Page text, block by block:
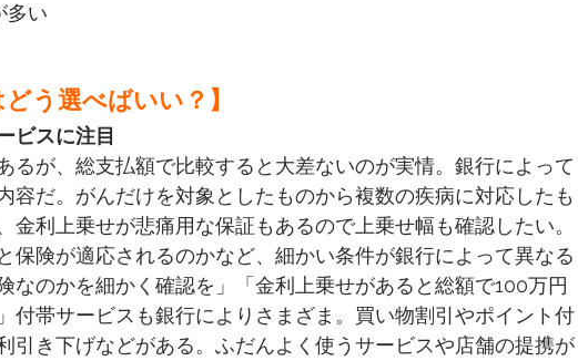
多い
う選べばいい？】
ビスに注目
るが、総支払額で比較すると大差ないのが実情。銀行によって
容だ。がんだけを対象としたものから複数の疾病に対応したも
金利上乗せが悲痛用な保証もあるので上乗せ幅も確認したい。
保険が適応されるのかなど、細かい条件が銀行によって異なる
なのかを細かく確認を」「金利上乗せがあると総額で100万円
付帯サービスも銀行によりさまざま。買い物割引やポイント付
引き下げなどがある。ふだんよく使うサービスや店舗の提携が